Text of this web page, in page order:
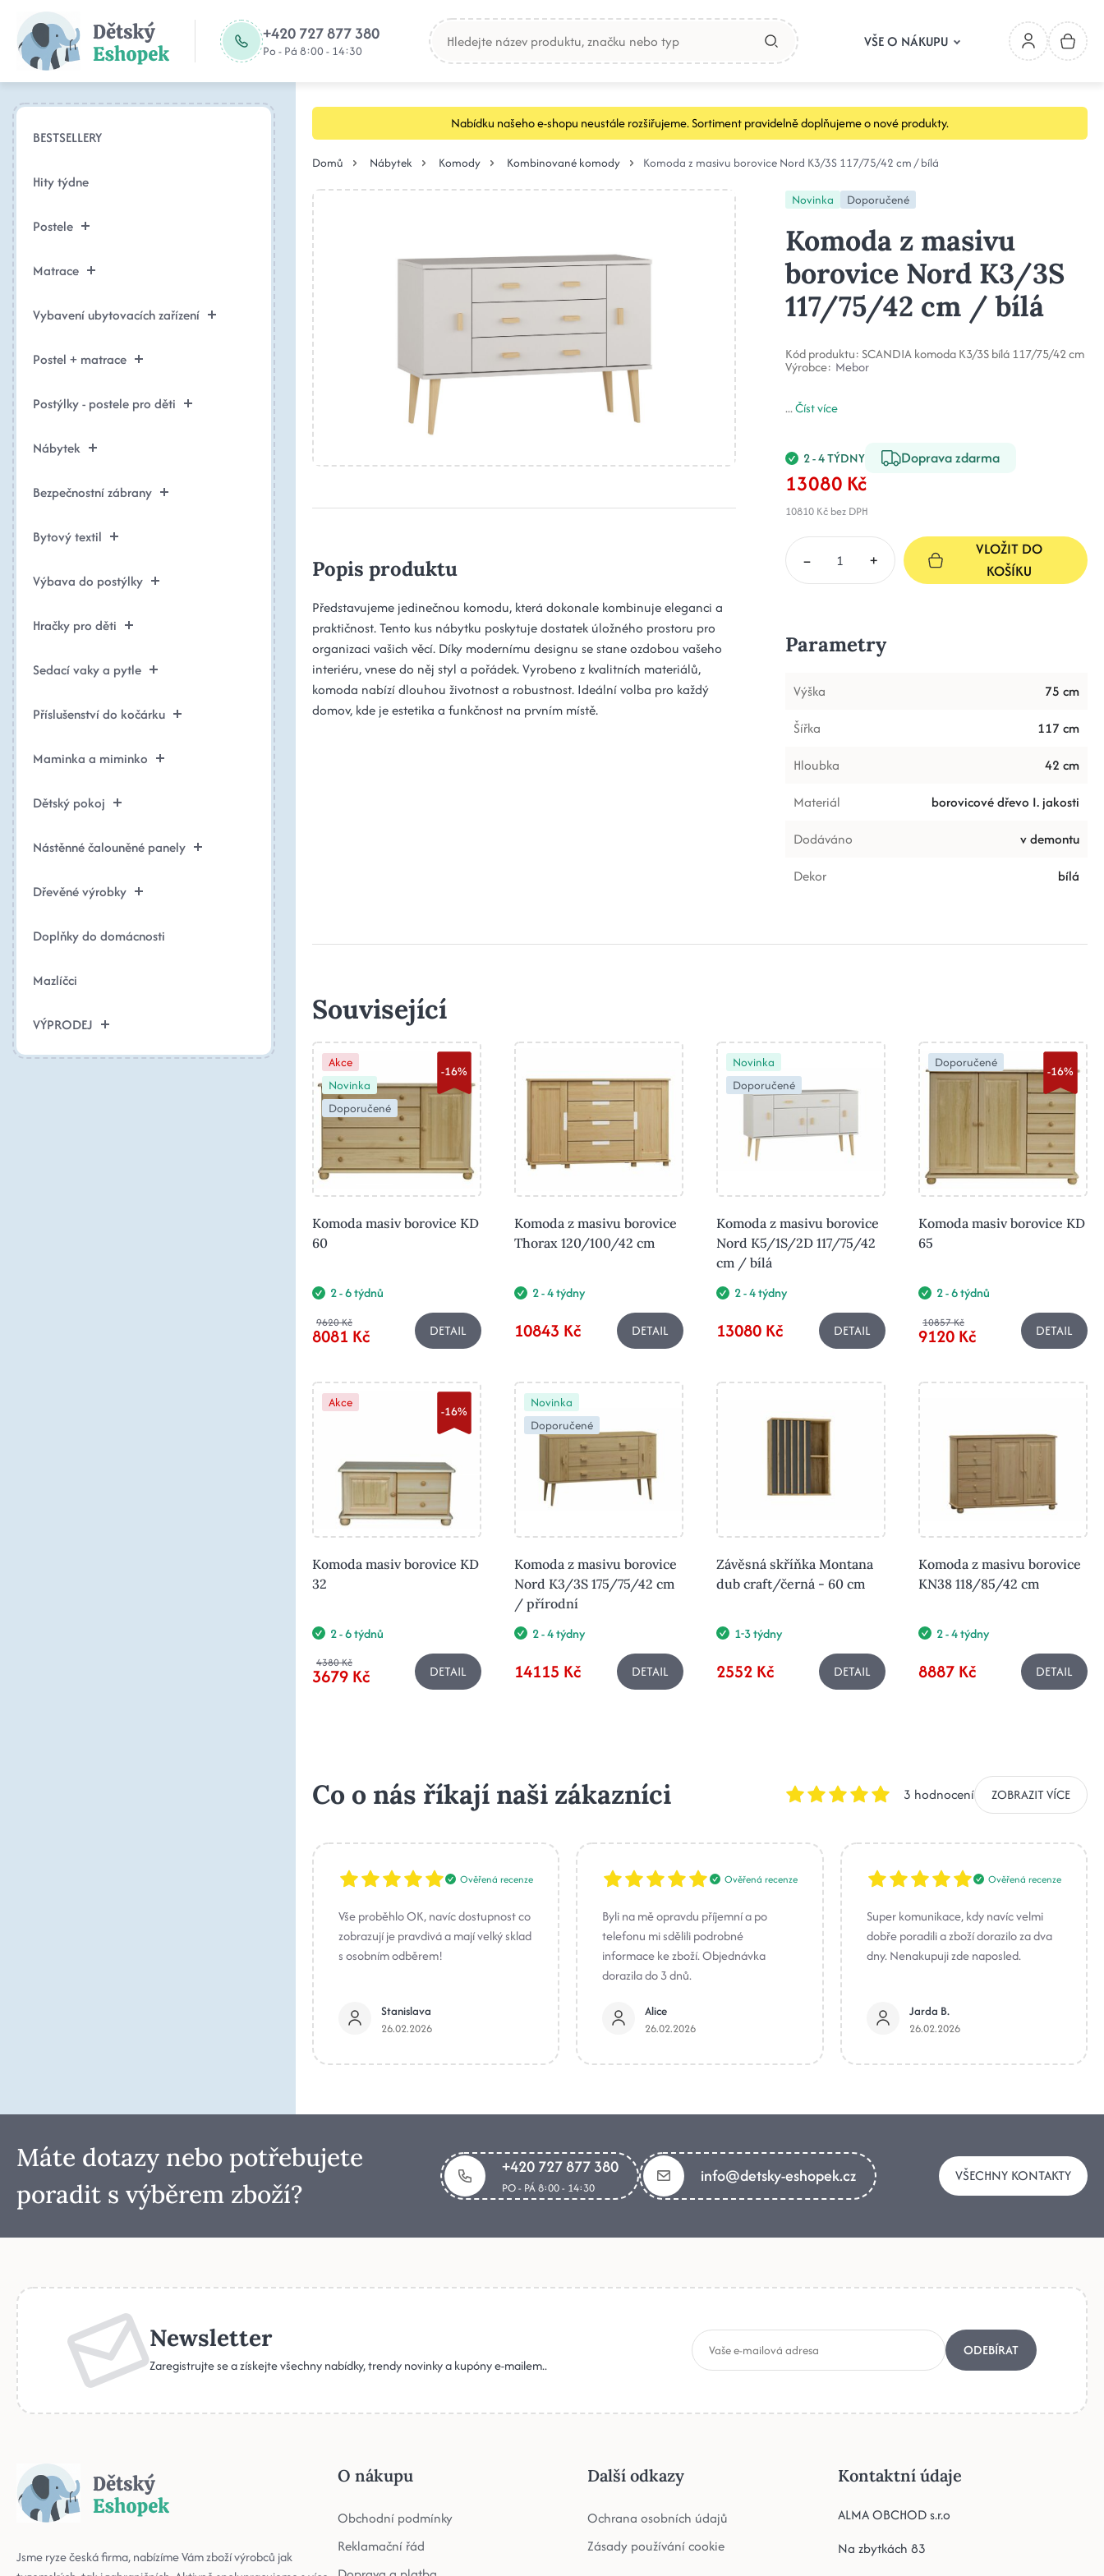
+420 727 877 380
Po - Pá 8:00 - 14:30
VŠE O NÁKUPU
BESTSELLERY
Hity týdne
Postele
Matrace
Vybavení ubytovacích zařízení
Postel + matrace
Postýlky - postele pro děti
Nábytek
Bezpečnostní zábrany
Bytový textil
Výbava do postýlky
Hračky pro děti
Sedací vaky a pytle
Příslušenství do kočárku
Maminka a miminko
Dětský pokoj
Nástěnné čalouněné panely
Dřevěné výrobky
Doplňky do domácnosti
Mazlíčci
VÝPRODEJ
Nabídku našeho e-shopu neustále rozšiřujeme. Sortiment pravidelně doplňujeme o nové produkty.
Domů Nábytek Komody Kombinované komody Komoda z masivu borovice Nord K3/3S 117/75/42 cm / bílá
Popis produktu
Představujeme jedinečnou komodu, která dokonale kombinuje eleganci a
praktičnost. Tento kus nábytku poskytuje dostatek úložného prostoru pro
organizaci vašich věcí. Díky modernímu designu se stane ozdobou vašeho
interiéru, vnese do něj styl a pořádek. Vyrobeno z kvalitních materiálů,
komoda nabízí dlouhou životnost a robustnost. Ideální volba pro každý
domov, kde je estetika a funkčnost na prvním místě.
Novinka Doporučené
Komoda z masivu
borovice Nord K3/3S
117/75/42 cm / bílá
Kód produktu: SCANDIA komoda K3/3S bílá 117/75/42 cm
Výrobce: Mebor
...Číst více
2 - 4 TÝDNY Doprava zdarma
13080 Kč
10810 Kčbez DPH
– +
VLOŽIT DO
KOŠÍKU
Parametry
Výška
75 cm
Šířka
117 cm
Hloubka
42 cm
Materiál
borovicové dřevo I. jakosti
Dodáváno
v demontu
Dekor
bílá
Související
Akce
Novinka
Doporučené
-16%
Komoda masiv borovice KD
60
2 - 6 týdnů
9620 Kč
8081 Kč DETAIL
Komoda z masivu borovice
Thorax 120/100/42 cm
2 - 4 týdny
10843 Kč DETAIL
Novinka
Doporučené
Komoda z masivu borovice
Nord K5/1S/2D 117/75/42
cm / bílá
2 - 4 týdny
13080 Kč DETAIL
Doporučené
-16%
Komoda masiv borovice KD
65
2 - 6 týdnů
10857 Kč
9120 Kč DETAIL
Akce
-16%
Komoda masiv borovice KD
32
2 - 6 týdnů
4380 Kč
3679 Kč DETAIL
Novinka
Doporučené
Komoda z masivu borovice
Nord K3/3S 175/75/42 cm
/ přírodní
2 - 4 týdny
14115 Kč DETAIL
Závěsná skříňka Montana
dub craft/černá - 60 cm
1-3 týdny
2552 Kč DETAIL
Komoda z masivu borovice
KN38 118/85/42 cm
2 - 4 týdny
8887 Kč DETAIL
Co o nás říkají naši zákazníci 3 hodnocení ZOBRAZIT VÍCE
Ověřená recenze
Vše proběhlo OK, navíc dostupnost co
zobrazují je pravdivá a mají velký sklad
s osobním odběrem!
Stanislava
26.02.2026
Ověřená recenze
Byli na mě opravdu příjemní a po
telefonu mi sdělili podrobné
informace ke zboží. Objednávka
dorazila do 3 dnů.
Alice
26.02.2026
Ověřená recenze
Super komunikace, kdy navíc velmi
dobře poradili a zboží dorazilo za dva
dny. Nenakupuji zde naposled.
Jarda B.
26.02.2026
Máte dotazy nebo potřebujete
poradit s výběrem zboží?
+420 727 877 380
PO - PÁ 8:00 - 14:30
info@detsky-eshopek.cz VŠECHNY KONTAKTY
Newsletter
Zaregistrujte se a získejte všechny nabídky, trendy novinky a kupóny e-mailem..
ODEBÍRAT
Jsme ryze česká firma, nabízíme Vám zboží výrobců jak
O nákupu
Obchodní podmínky
Reklamační řád
Další odkazy
Ochrana osobních údajů
Zásady používání cookie
Kontaktní údaje
ALMA OBCHOD s.r.o
Na zbytkách 83